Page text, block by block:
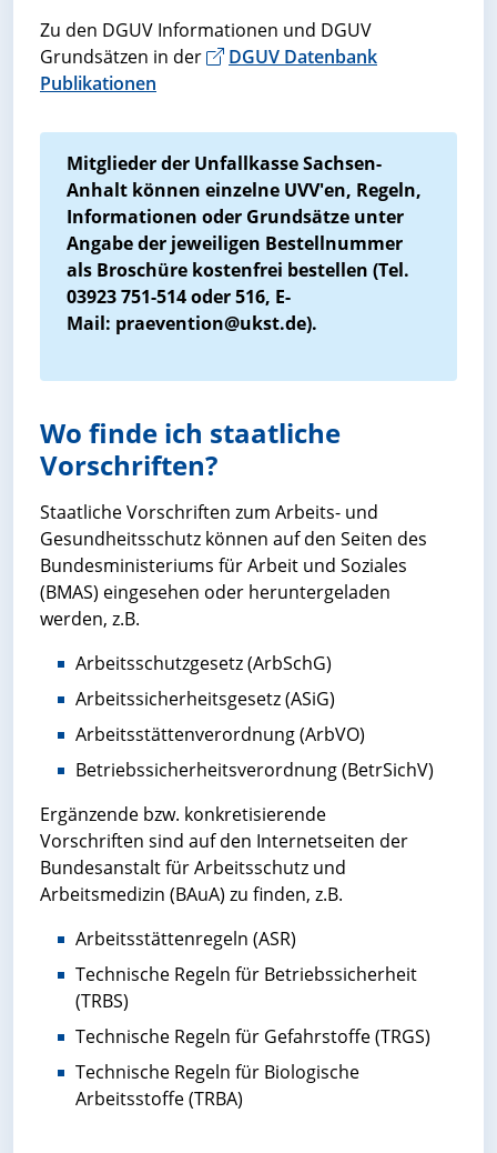
Zu den DGUV Informationen und DGUV
Grundsätzen in der
DGUV Datenbank
Publikationen
Mitglieder der Unfallkasse Sachsen-
Anhalt können einzelne UVV'en, Regeln,
Informationen oder Grundsätze unter
Angabe der jeweiligen Bestellnummer
als Broschüre kostenfrei bestellen (Tel.
03923 751-514 oder 516, E-
Mail: praevention@ukst.de).
Wo finde ich staatliche
Vorschriften?
Staatliche Vorschriften zum Arbeits- und
Gesundheitsschutz können auf den Seiten des
Bundesministeriums für Arbeit und Soziales
(BMAS) eingesehen oder heruntergeladen
werden, z.B.
Arbeitsschutzgesetz (ArbSchG)
Arbeitssicherheitsgesetz (ASiG)
Arbeitsstättenverordnung (ArbVO)
Betriebssicherheitsverordnung (BetrSichV)
Ergänzende bzw. konkretisierende
Vorschriften sind auf den Internetseiten der
Bundesanstalt für Arbeitsschutz und
Arbeitsmedizin (BAuA) zu finden, z.B.
Arbeitsstättenregeln (ASR)
Technische Regeln für Betriebssicherheit
(TRBS)
Technische Regeln für Gefahrstoffe (TRGS)
Technische Regeln für Biologische
Arbeitsstoffe (TRBA)